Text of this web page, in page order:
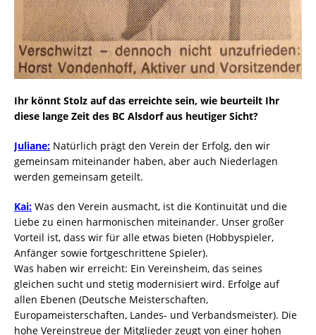
Ihr könnt Stolz auf das erreichte sein, wie beurteilt Ihr
diese lange Zeit des BC Alsdorf aus heutiger Sicht?
Juliane: Natürlich prägt den Verein der Erfolg, den wir
gemeinsam miteinander haben, aber auch Niederlagen
werden gemeinsam geteilt.
Kai: Was den Verein ausmacht, ist die Kontinuität und die
Liebe zu einen harmonischen miteinander. Unser großer
Vorteil ist, dass wir für alle etwas bieten (Hobbyspieler,
Anfänger sowie fortgeschrittene Spieler).
Was haben wir erreicht: Ein Vereinsheim, das seines
gleichen sucht und stetig modernisiert wird. Erfolge auf
allen Ebenen (Deutsche Meisterschaften,
Europameisterschaften, Landes- und Verbandsmeister). Die
hohe Vereinstreue der Mitglieder zeugt von einer hohen